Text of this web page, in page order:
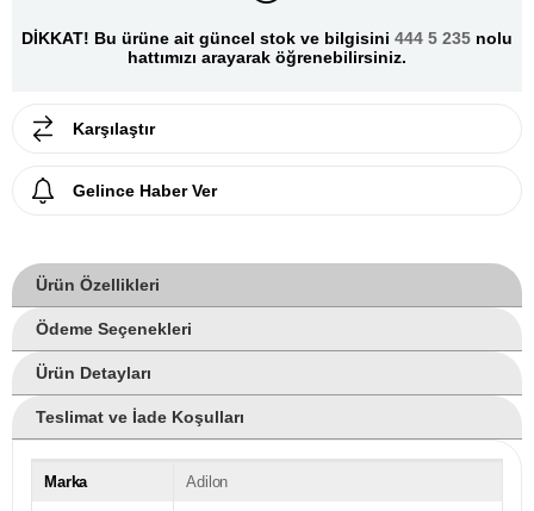
DİKKAT! Bu ürüne ait güncel stok ve bilgisini 444 5 235 nolu
hattımızı arayarak öğrenebilirsiniz.
Karşılaştır
Gelince Haber Ver
Ürün Özellikleri
Ödeme Seçenekleri
Ürün Detayları
Teslimat ve İade Koşulları
Marka Adilon